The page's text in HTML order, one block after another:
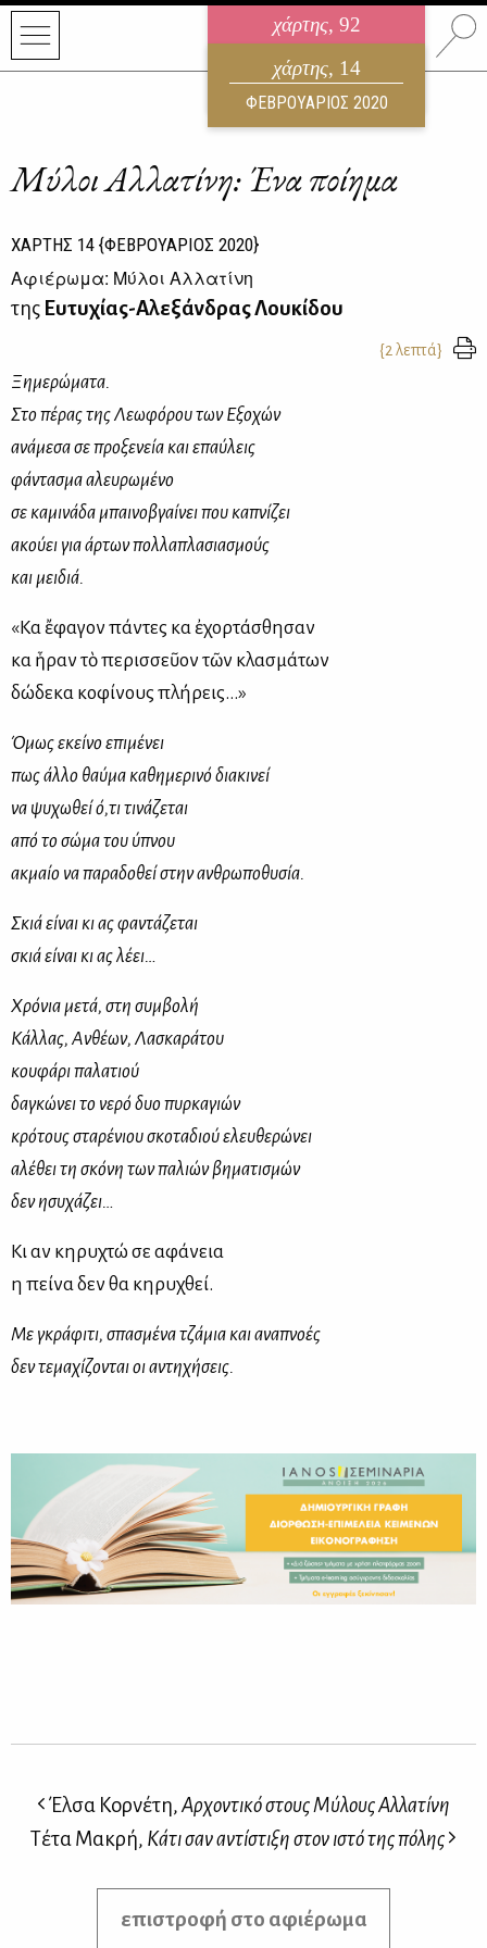
χάρτης, 92
ηλεκτρονικό περιοδικό
ΑΥΓΟΥΣΤΟΣ 2026
χάρτης, 14
ΦΕΒΡΟΥΑΡΙΟΣ 2020
Μύλοι Αλλατίνη: Ένα ποίημα
ΧΑΡΤΗΣ 14 {ΦΕΒΡΟΥΑΡΙΟΣ 2020}
Αφιέρωμα: Μύλοι Αλλατίνη
της Ευτυχίας-Αλεξάνδρας Λουκίδου
{2 λεπτά}
Ξημερώματα.
Στο πέρας της Λεωφόρου των Εξοχών
ανάμεσα σε προξενεία και επαύλεις
φάντασμα αλευρωμένο
σε καμινάδα μπαινοβγαίνει που καπνίζει
ακούει για άρτων πολλαπλασιασμούς
και μειδιά.
«Καὶ ἔφαγον πάντες καὶ ἐχορτάσθησαν
καὶ ἦραν τὸ περισσεῦον τῶν κλασμάτων
δώδεκα κοφίνους πλή­ρεις…»
Όμως εκείνο επιμένει
πως άλλο θαύμα καθημερινό διακινεί
να ψυχωθεί ό,τι τινάζεται
από το σώμα του ύπνου
ακμαίο να παραδοθεί στην ανθρωποθυσία.
Σκιά είναι κι ας φαντάζεται
σκιά είναι κι ας λέει…
Χρόνια μετά, στη συμβολή
Κάλλας, Ανθέων, Λασκαράτου
κουφάρι παλατιού
δαγκώνει το νερό δυο πυρκαγιών
κρότους σταρένιου σκοταδιού ελευθερώνει
αλέθει τη σκόνη των παλιών βηματισμών
δεν ησυχάζει…
Κι αν κηρυχτώ σε αφάνεια
η πείνα δεν θα κηρυχθεί.
Με γκράφιτι, σπασμένα τζάμια και αναπνοές
δεν τεμαχίζονται οι αντηχήσεις.
Έλσα Κορνέτη,Αρχοντικό στους Μύλους Αλλατίνη
Τέτα Μακρή, Κάτι σαν αντίστιξη στον ιστό της πόλης
επιστροφή στο αφιέρωμα